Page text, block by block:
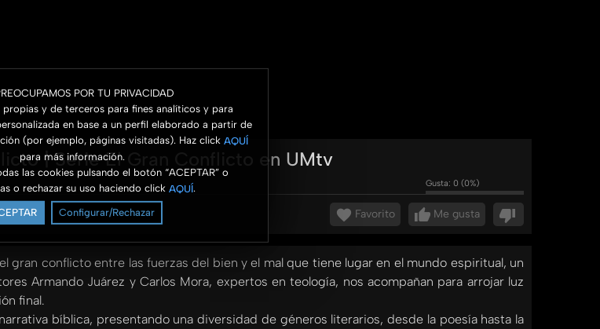
POR TU PRIVACIDAD
y de terceros para fines analíticos y para
en base a un perfil elaborado a partir de
(por ejemplo, páginas visitadas). Haz click AQUÍ
para más información.
las cookies pulsando el botón “ACEPTAR” o
o rechazar su uso haciendo click AQUÍ.
Configurar/Rechazar
| Serie El Gran Conflicto en UMtv
Gusta: 0 (0%)
Me gusta
Favorito
gran conflicto entre las fuerzas del bien y el mal que tiene lugar en el mundo espiritual, un
Armando Juárez y Carlos Mora, expertos en teología, nos acompañan para arrojar luz
final.
bíblica, presentando una diversidad de géneros literarios, desde la poesía hasta la